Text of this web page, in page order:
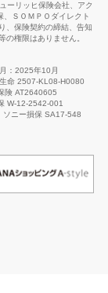
ーリッヒ保険会社、アク
ＳＯＭＰＯダイレクト
、保険契約の締結、告知
の権限はありません。
：2025年10月
命 2507-KL08-H0080
険 AT2640605
W-12-2542-001
ソニー損保 SA17-548